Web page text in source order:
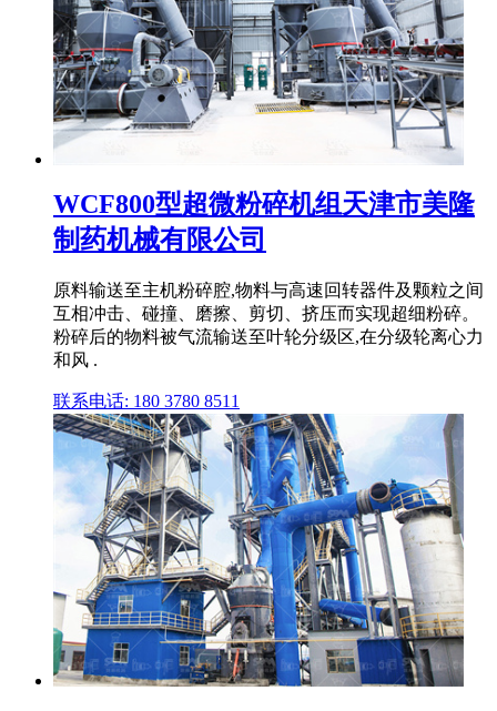
WCF800型超微粉碎机组天津市美隆
制药机械有限公司
原料输送至主机粉碎腔,物料与高速回转器件及颗粒之间
互相冲击、碰撞、磨擦、剪切、挤压而实现超细粉碎。
粉碎后的物料被气流输送至叶轮分级区,在分级轮离心力
和风 .
联系电话: 180 3780 8511